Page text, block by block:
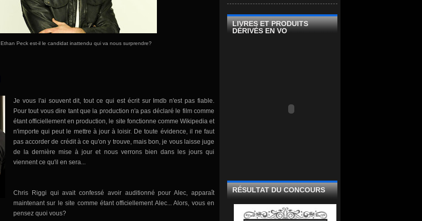
Ethan Peck est-il le candidat inattendu qui va nous surprendre?
Je vous l'ai souvent dit, tout ce qui est écrit sur Imdb n'est pas fiable.
Pour tout vous dire tant que la production n'a pas déclaré le film comme
étant officiellement en production, le site fonctionne comme Wikipedia et
n'importe qui peut le mettre à jour à loisir. De toute évidence, il ne faut
pas accorder de crédit à ce qu'on y trouve, mais bon, je vous laisse juge
de la dernière mise à jour et nous verrons bien dans les jours qui
viennent ce qu'il en sera...
Chris Riggi qui avait confessé avoir auditionné pour Alec, apparaît
maintenant sur le site comme étant officiellement Alec... Alors, vous en
pensez quoi vous?
LIVRES ET PRODUITS
DÉRIVÉS EN VO
RÉSULTAT DU CONCOURS